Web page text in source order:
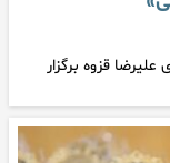
قزوه برگزار